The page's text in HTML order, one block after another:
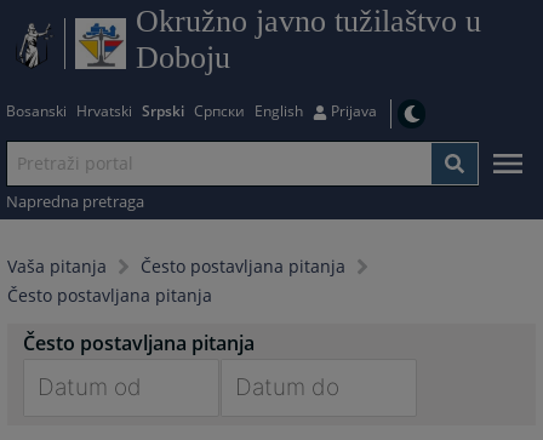
Okružno javno tužilaštvo u
Doboju
Bosanski Hrvatski Srpski Српски English Prijava
Napredna pretraga
Vaša pitanja
Često postavljana pitanja
Često postavljana pitanja
Često postavljana pitanja